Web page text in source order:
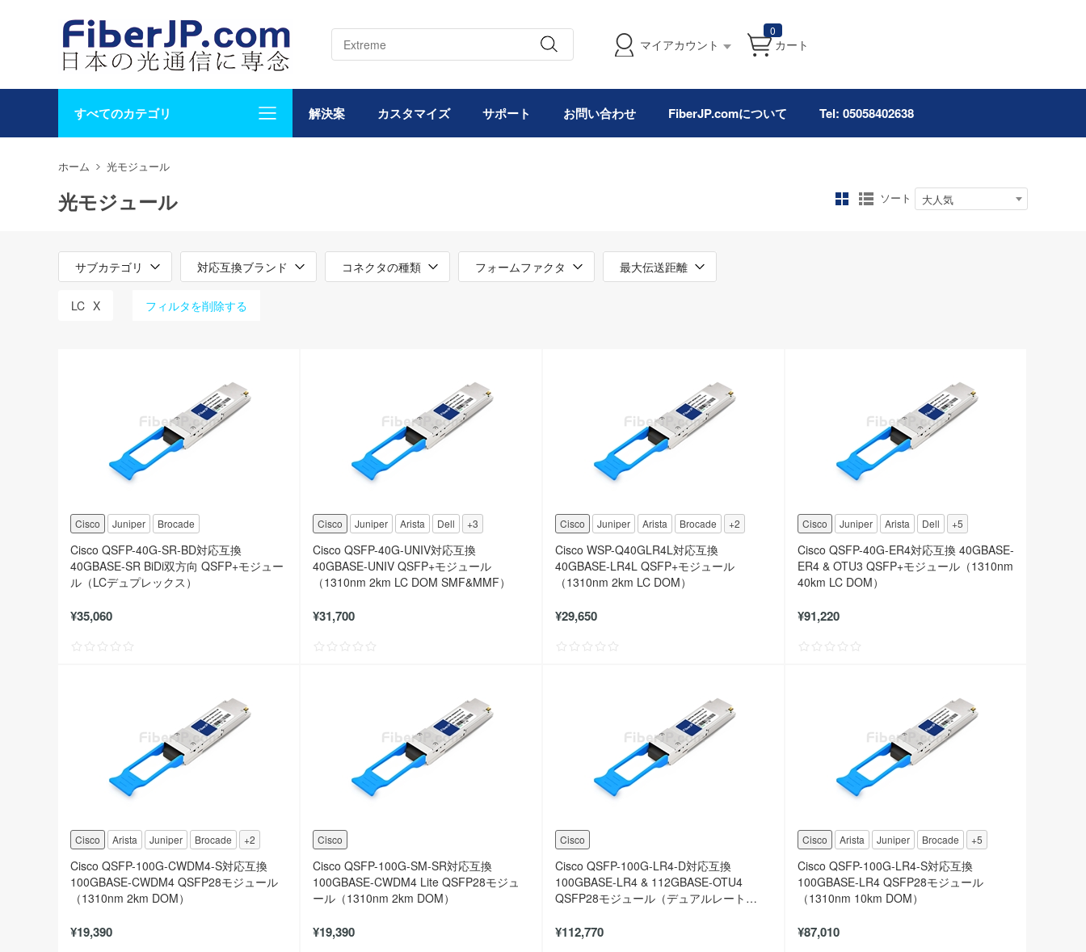
マイアカウント
0
カート
すべてのカテゴリ 解決案 カスタマイズ サポート お問い合わせ FiberJP.comについて Tel: 05058402638
ホーム 光モジュール
光モジュール ソート 大人気
サブカテゴリ 対応互換ブランド コネクタの種類 フォームファクタ 最大伝送距離
LC X フィルタを削除する
Cisco Juniper Brocade
Cisco QSFP-40G-SR-BD対応互換
40GBASE-SR BiDi双方向 QSFP+モジュー
ル（LCデュプレックス）
¥35,060
Cisco Juniper Arista Dell +3
Cisco QSFP-40G-UNIV対応互換
40GBASE-UNIV QSFP+モジュール
（1310nm 2km LC DOM SMF&MMF）
¥31,700
Cisco Juniper Arista Brocade +2
Cisco WSP-Q40GLR4L対応互換
40GBASE-LR4L QSFP+モジュール
（1310nm 2km LC DOM）
¥29,650
Cisco Juniper Arista Dell +5
Cisco QSFP-40G-ER4対応互換 40GBASE-
ER4 & OTU3 QSFP+モジュール（1310nm
40km LC DOM）
¥91,220
Cisco Arista Juniper Brocade +2
Cisco QSFP-100G-CWDM4-S対応互換
100GBASE-CWDM4 QSFP28モジュール
（1310nm 2km DOM）
¥19,390
Cisco
Cisco QSFP-100G-SM-SR対応互換
100GBASE-CWDM4 Lite QSFP28モジュ
ール（1310nm 2km DOM）
¥19,390
Cisco
Cisco QSFP-100G-LR4-D対応互換
100GBASE-LR4 & 112GBASE-OTU4
QSFP28モジュール（デュアルレート
¥112,770
Cisco Arista Juniper Brocade +5
Cisco QSFP-100G-LR4-S対応互換
100GBASE-LR4 QSFP28モジュール
（1310nm 10km DOM）
¥87,010